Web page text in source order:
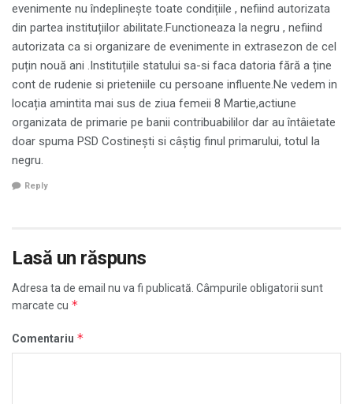
evenimente nu îndeplinește toate condițiile , nefiind autorizata
din partea instituțiilor abilitate.Functioneaza la negru , nefiind
autorizata ca si organizare de evenimente in extrasezon de cel
puțin nouă ani .Instituțiile statului sa-si faca datoria fără a ține
cont de rudenie si prieteniile cu persoane influente.Ne vedem in
locația amintita mai sus de ziua femeii 8 Martie,actiune
organizata de primarie pe banii contribuabililor dar au întâietate
doar spuma PSD Costinești si câștig finul primarului, totul la
negru.
Reply
Lasă un răspuns
Adresa ta de email nu va fi publicată. Câmpurile obligatorii sunt
marcate cu *
Comentariu *